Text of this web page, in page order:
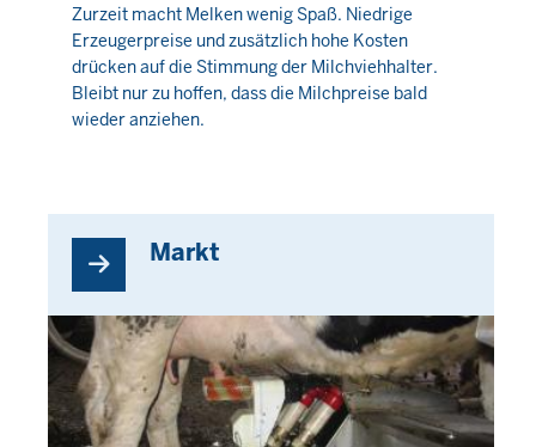
Donnerstag,
6
August
2026
Zurzeit macht Melken wenig Spaß. Niedrige
Erzeugerpreise und zusätzlich hohe Kosten
drücken auf die Stimmung der Milchviehhalter.
Bleibt nur zu hoffen, dass die Milchpreise bald
wieder anziehen.
Markt